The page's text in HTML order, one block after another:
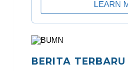
BERITA TERBARU